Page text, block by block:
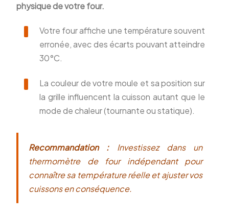
physique de votre four.
Votre four affiche une température souvent
erronée, avec des écarts pouvant atteindre
30°C.
La couleur de votre moule et sa position sur
la grille influencent la cuisson autant que le
mode de chaleur (tournante ou statique).
Recommandation :Investissez dans un
thermomètre de four indépendant pour
connaître sa température réelle et ajuster vos
cuissons en conséquence.